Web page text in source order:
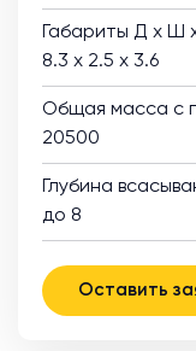
Габариты Д х Ш
8.3 х 2.5 х 3.6
Общая масса с
20500
Глубина
до 8
Оставить